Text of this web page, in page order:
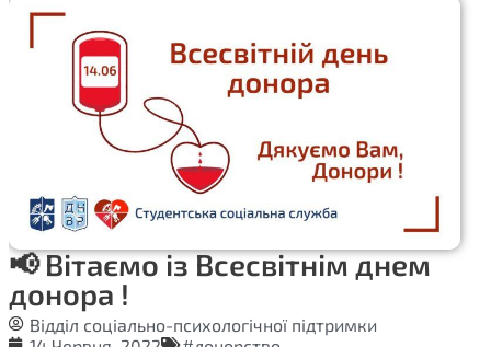
📢 Вітаємо із Всесвітнім днем
донора !
Відділ соціально-психологічної підтримки